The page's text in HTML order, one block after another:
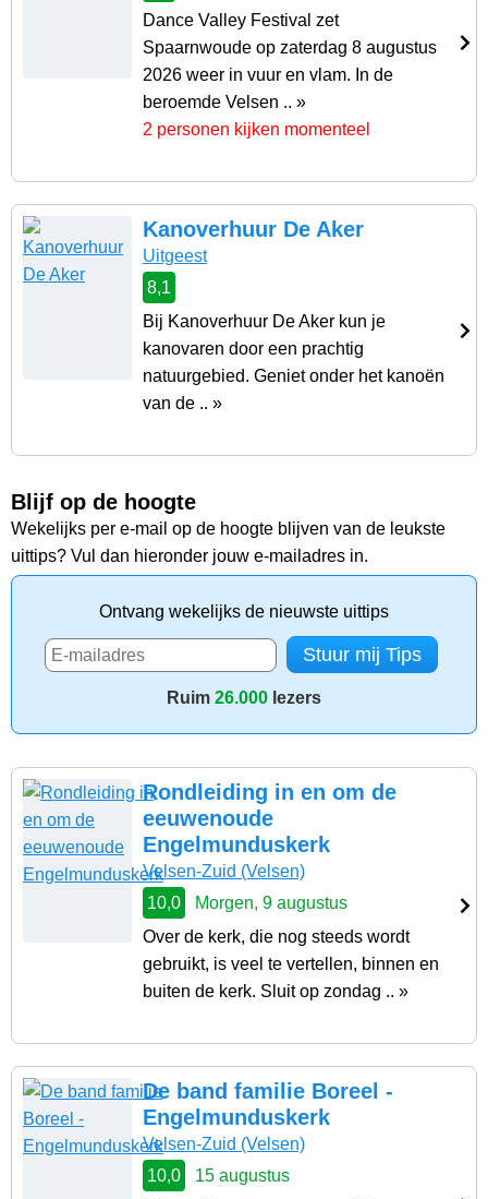
Dance Valley Festival zet
Spaarnwoude op zaterdag 8 augustus
2026 weer in vuur en vlam. In de
beroemde Velsen .. »
2 personen kijken momenteel
Kanoverhuur De Aker
Uitgeest
8,1
Bij Kanoverhuur De Aker kun je
kanovaren door een prachtig
natuurgebied. Geniet onder het kanoën
van de .. »
Blijf op de hoogte
Wekelijks per e-mail op de hoogte blijven van de leukste
uittips? Vul dan hieronder jouw e-mailadres in.
Ontvang wekelijks de nieuwste uittips
Ruim 26.000 lezers
Rondleiding in en om de
eeuwenoude
Engelmunduskerk
Velsen-Zuid (Velsen)
10,0
Morgen, 9 augustus
Over de kerk, die nog steeds wordt
gebruikt, is veel te vertellen, binnen en
buiten de kerk. Sluit op zondag .. »
De band familie Boreel -
Engelmunduskerk
Velsen-Zuid (Velsen)
10,0
15 augustus